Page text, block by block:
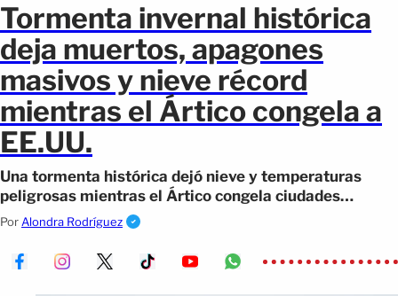
Tormenta invernal histórica
deja muertos, apagones
masivos y nieve récord
mientras el Ártico congela a
EE.UU.
Una tormenta histórica dejó nieve y temperaturas
peligrosas mientras el Ártico congela ciudades
enteras en EEUU.
Por Alondra Rodríguez